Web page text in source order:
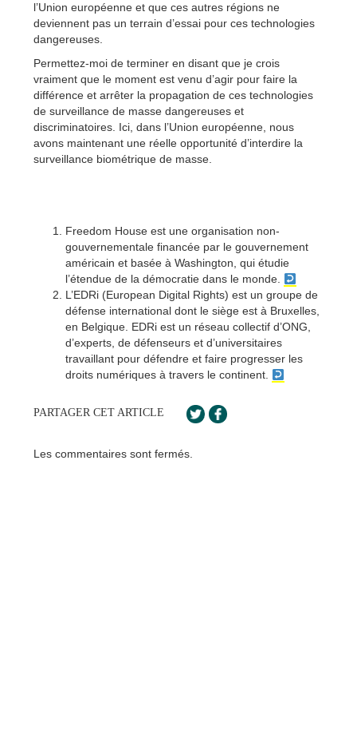
l’Union européenne et que ces autres régions ne
deviennent pas un terrain d’essai pour ces technologies
dangereuses.
Permettez-moi de terminer en disant que je crois
vraiment que le moment est venu d’agir pour faire la
différence et arrêter la propagation de ces technologies
de surveillance de masse dangereuses et
discriminatoires. Ici, dans l’Union européenne, nous
avons maintenant une réelle opportunité d’interdire la
surveillance biométrique de masse.
Freedom House est une organisation non-
gouvernementale financée par le gouvernement
américain et basée à Washington, qui étudie
l’étendue de la démocratie dans le monde.
L’EDRi (European Digital Rights) est un groupe de
défense international dont le siège est à Bruxelles,
en Belgique. EDRi est un réseau collectif d’ONG,
d’experts, de défenseurs et d’universitaires
travaillant pour défendre et faire progresser les
droits numériques à travers le continent.
PARTAGER CET ARTICLE
Les commentaires sont fermés.